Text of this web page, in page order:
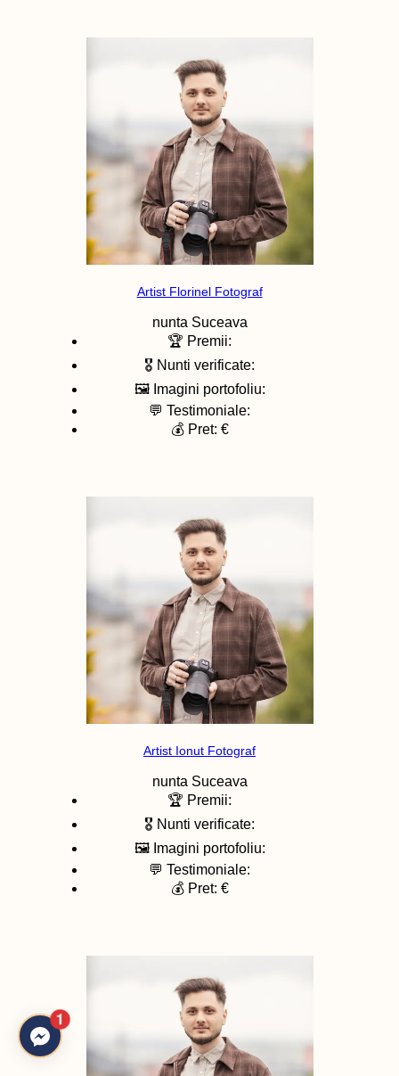
Artist Florinel Fotograf
nunta Suceava
🏆 Premii:
🎖️ Nunti verificate:
🖼️ Imagini portofoliu:
💬 Testimoniale:
💰 Pret: €
Artist Ionut Fotograf
nunta Suceava
🏆 Premii:
🎖️ Nunti verificate:
🖼️ Imagini portofoliu:
💬 Testimoniale:
💰 Pret: €